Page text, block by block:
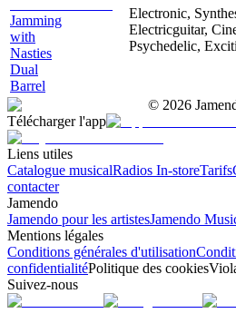
Jamming
with
Nasties
Dual
Barrel
Electronic,
Electricguitar,
Psychedelic,
© 2026
Télécharger l'app
Liens utiles
Catalogue musicalRadios In-storeTarifs
contacter
Jamendo
Jamendo pour les artistesJamendo
Mentions légales
Conditions générales d'utilisation
confidentialitéPolitique des cookies
Suivez-nous